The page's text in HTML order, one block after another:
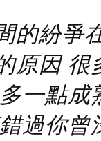
的紛爭
原因
一點
過你曾